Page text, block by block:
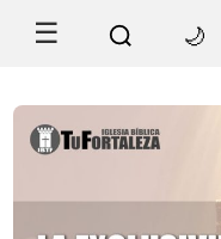
☰ 🌙